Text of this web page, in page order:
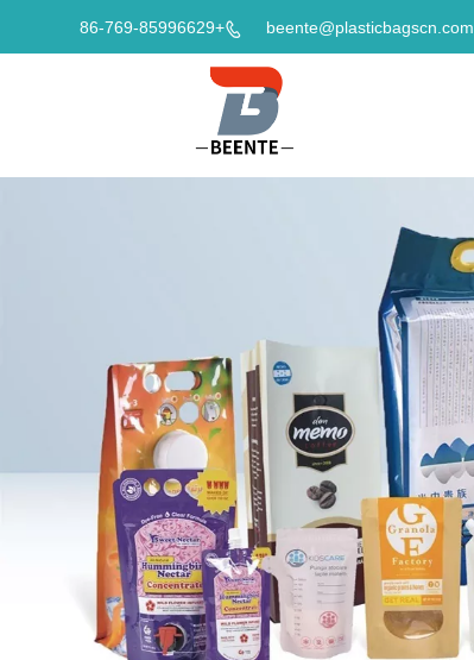
beente@plasticbagscn.com

+86-769-85996629